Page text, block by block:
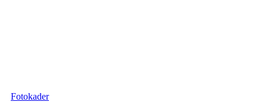
Fotokader